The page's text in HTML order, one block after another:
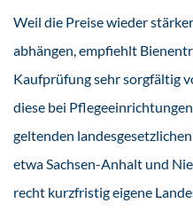
Weil die Preise wieder
abhängen, empfiehlt
Kaufprüfung sehr sorgfältig
diese bei
geltenden
etwa Sachsen-Anhalt und
recht kurzfristig eigene